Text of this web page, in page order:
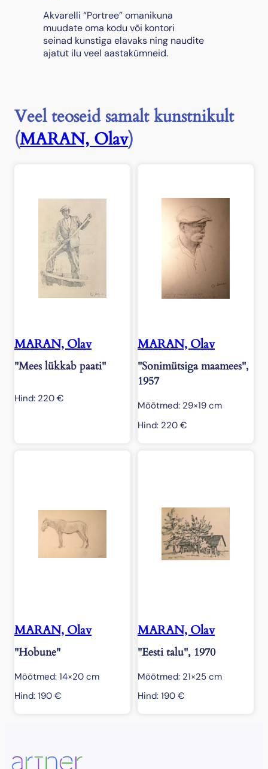
Akvarelli “Portree” omanikuna
muudate oma kodu või kontori
seinad kunstiga elavaks ning naudite
ajatut ilu veel aastakümneid.
Veel teoseid samalt kunstnikult
(MARAN, Olav)
MARAN, Olav
"Mees lükkab paati"
Hind: 220 €
MARAN, Olav
"Sonimütsiga maamees",
1957
Mõõtmed: 29×19 cm
Hind: 220 €
MARAN, Olav
"Hobune"
Mõõtmed: 14×20 cm
Hind: 190 €
MARAN, Olav
"Eesti talu", 1970
Mõõtmed: 21×25 cm
Hind: 190 €